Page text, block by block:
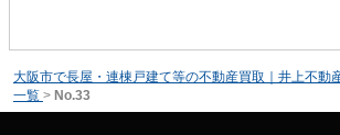
大阪市で長屋・連棟戸建て等の不動産買取｜井上不動
一覧 > No.33